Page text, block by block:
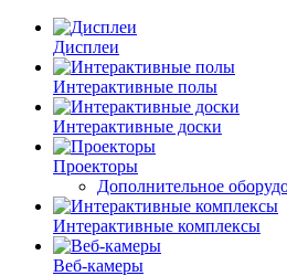
Дисплеи
Интерактивные полы
Интерактивные доски
Проекторы
Дополнительное
Интерактивные комплексы
Веб-камеры